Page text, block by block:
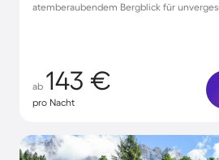
atemberaubendem Bergblick für
ab 143 €
pro Nacht